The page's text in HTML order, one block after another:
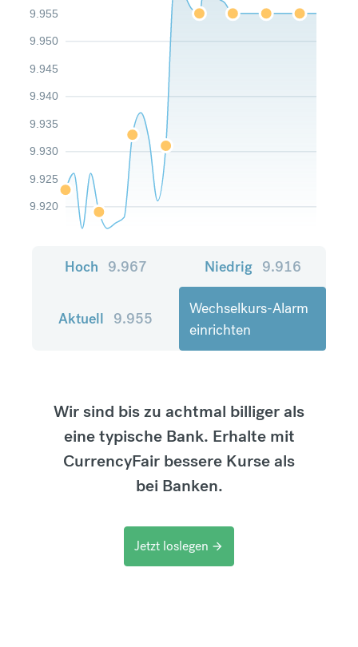
9.920
9.925
9.930
9.935
9.940
9.945
9.950
9.955
Hoch 9.967 Niedrig 9.916
Aktuell 9.955
Wechselkurs-Alarm
einrichten
Wir sind bis zu achtmal billiger als
eine typische Bank. Erhalte mit
CurrencyFair bessere Kurse als
bei Banken.
Jetzt loslegen arrow_forward